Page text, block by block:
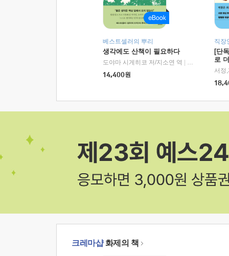
베스트셀러의 뿌리
생각에도 산책이 필요하다
도야마 시게히코 저/지소연 역
알에이치코리
14,400원
직장
[단
로
크레마샵화제의 책